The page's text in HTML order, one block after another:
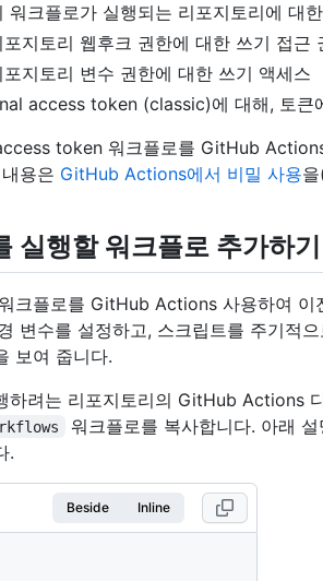
워크플로가 실행되는 리포지토리에 대
포지토리 웹후크 권한에 대한 쓰기 접근
포지토리 변수 권한에 대한 쓰기 액세스
access token (classic)에 대해, 토큰
token 워크플로를 GitHub
용은 GitHub Actions에서 비밀 사용
실행할 워크플로 추가하기
크플로를 GitHub Actions 사용하여 이
변수를 설정하고, 스크립트를 주기적
보여 줍니다.
하려는 리포지토리의 GitHub Actions
워크플로를 복사합니다. 아래 설
.
Beside Inline